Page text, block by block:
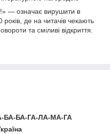
— означає вирушити в
де на читачів чекають
та сміливі відкриття.
БА-БА-ГА-ЛА-МА-ГА